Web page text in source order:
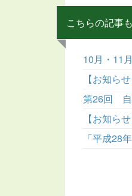
こちらの記事
10月・11
【お知ら
第26回 自
【お知ら
「平成28